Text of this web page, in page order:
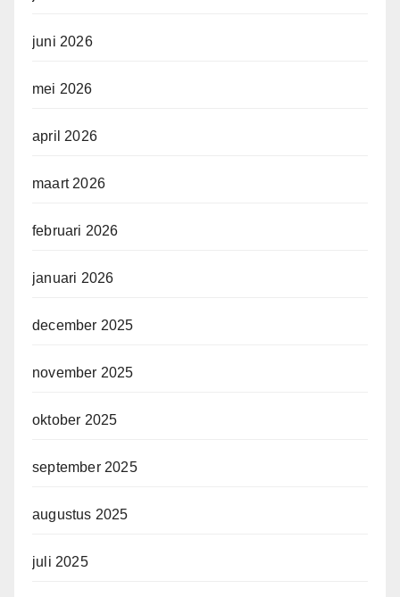
juni 2026
mei 2026
april 2026
maart 2026
februari 2026
januari 2026
december 2025
november 2025
oktober 2025
september 2025
augustus 2025
juli 2025